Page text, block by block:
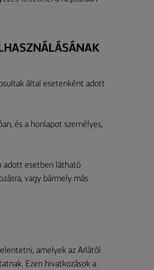
által esetenként adott
és a honlapot személyes,
adott esetben látható
vagy bármely más
amelyek az Arlától
Ezen hivatkozások a